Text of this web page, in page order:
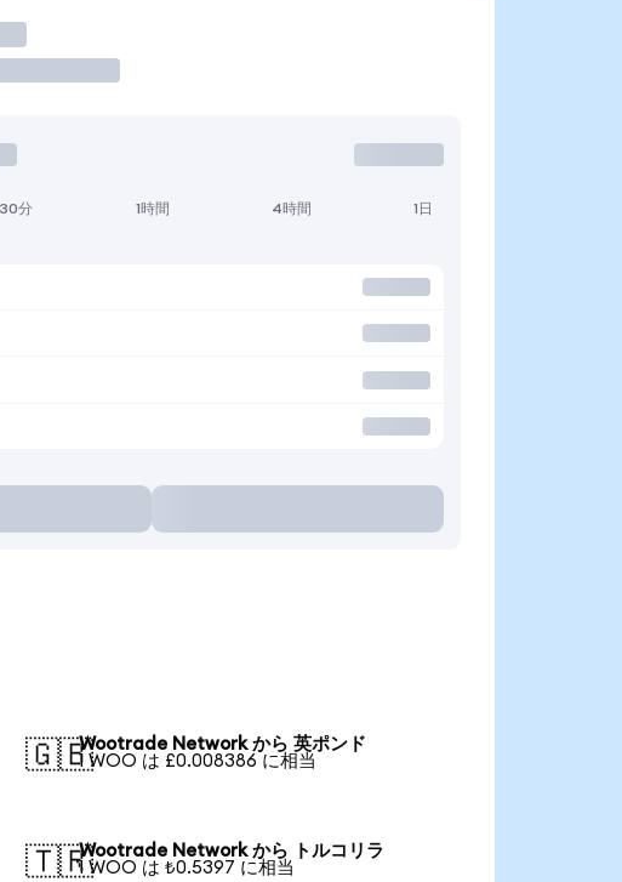
30分 1時間 4時間 1日
🇬🇧Wootrade Network から 英ポンド
1 WOO は £0.008386 に相当
🇹🇷Wootrade Network から トルコリラ
1 WOO は ₺0.5397 に相当